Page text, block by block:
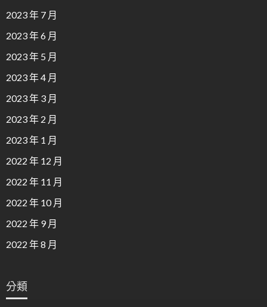
2023 年 7 月
2023 年 6 月
2023 年 5 月
2023 年 4 月
2023 年 3 月
2023 年 2 月
2023 年 1 月
2022 年 12 月
2022 年 11 月
2022 年 10 月
2022 年 9 月
2022 年 8 月
分類